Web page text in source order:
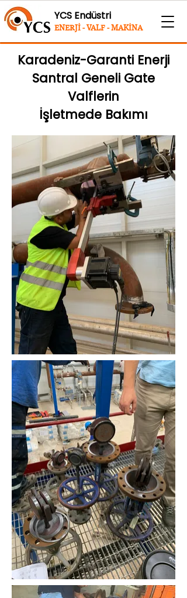
YCS Endüstri
ENERJİ - VALF - MAKİNA
Karadeniz-Garanti Enerji
Santral Geneli Gate
Valflerin
İşletmede Bakımı